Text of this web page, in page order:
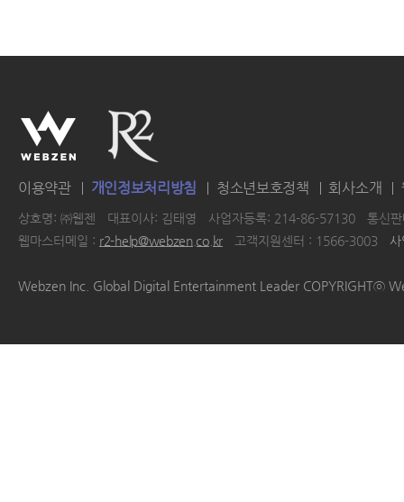
이용약관 개인정보처리방침 청소년보호정책 회사소개
상호명: ㈜웹젠 대표이사: 김태영 사업자등록: 214-86-57130
통신
웹마스터메일 : r2-help@webzen.co.kr 고객지원센터 : 1566-3003
Webzen Inc. Global Digital Entertainment Leader COPYRIGHTⓒ